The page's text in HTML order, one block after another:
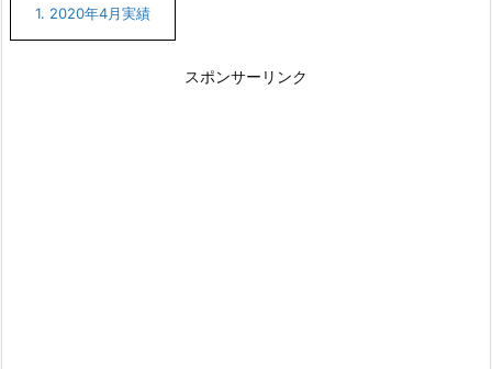
1. 2020年4月実績
スポンサーリンク